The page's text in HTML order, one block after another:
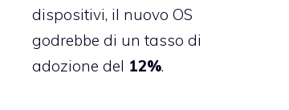
dispositivi, il nuovo OS
godrebbe di un tasso di
adozione del 12%.